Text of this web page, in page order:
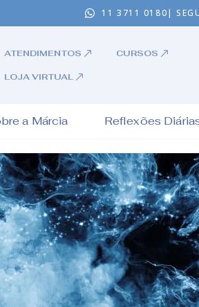
11 3711 0180|
ATENDIMENTOS CURSOS
LOJA VIRTUAL
a Márcia Reflexões